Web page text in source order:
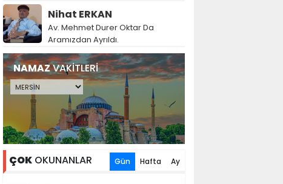
Nihat ERKAN
Av. Mehmet Durer Oktar Da
Aramızdan Ayrıldı.
NAMAZVAKİTLERİ
ÇOK OKUNANLAR Gün Hafta Ay